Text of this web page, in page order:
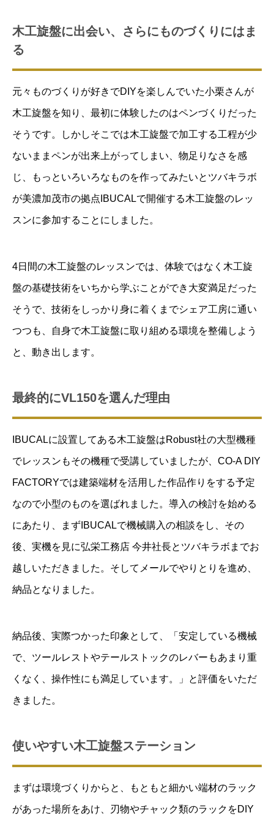
木工旋盤に出会い、さらにものづくりにはま
る
元々ものづくりが好きでDIYを楽しんでいた小栗さんが
木工旋盤を知り、最初に体験したのはペンづくりだった
そうです。しかしそこでは木工旋盤で加工する工程が少
ないままペンが出来上がってしまい、物足りなさを感
じ、もっといろいろなものを作ってみたいとツバキラボ
が美濃加茂市の拠点IBUCALで開催する木工旋盤のレッ
スンに参加することにしました。
4日間の木工旋盤のレッスンでは、体験ではなく木工旋
盤の基礎技術をいちから学ぶことができ大変満足だった
そうで、技術をしっかり身に着くまでシェア工房に通い
つつも、自身で木工旋盤に取り組める環境を整備しよう
と、動き出します。
最終的にVL150を選んだ理由
IBUCALに設置してある木工旋盤はRobust社の大型機種
でレッスンもその機種で受講していましたが、CO-A DIY
FACTORYでは建築端材を活用した作品作りをする予定
なので小型のものを選ばれました。導入の検討を始める
にあたり、まずIBUCALで機械購入の相談をし、その
後、実機を見に弘栄工務店 今井社長とツバキラボまでお
越しいただきました。そしてメールでやりとりを進め、
納品となりました。
納品後、実際つかった印象として、「安定している機械
で、ツールレストやテールストックのレバーもあまり重
くなく、操作性にも満足しています。」と評価をいただ
きました。
使いやすい木工旋盤ステーション
まずは環境づくりからと、もともと細かい端材のラック
があった場所をあけ、刃物やチャック類のラックをDIY